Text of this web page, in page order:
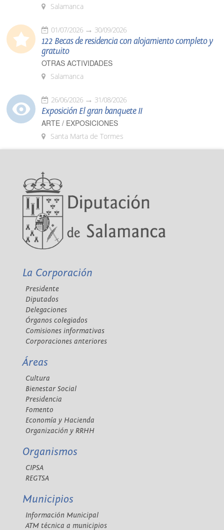
Salamanca
01/07/2026 30/09/2026
122 Becas de residencia con alojamiento completo y
gratuito
OTRAS ACTIVIDADES
Salamanca
26/06/2026 31/08/2026
Exposición El gran banquete II
ARTE / EXPOSICIONES
Santa Marta de Tormes
La Corporación
Presidente
Diputados
Delegaciones
Órganos colegiados
Comisiones informativas
Corporaciones anteriores
Áreas
Cultura
Bienestar Social
Presidencia
Fomento
Economía y Hacienda
Organización y RRHH
Organismos
CIPSA
REGTSA
Municipios
Información Municipal
ATM técnica a municipios